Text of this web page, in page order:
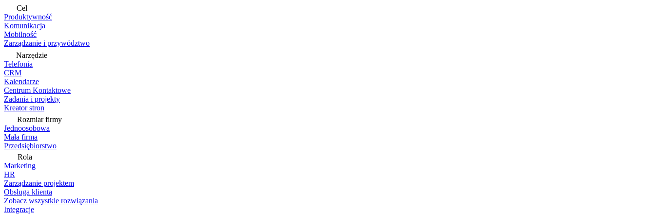
Cel
Produktywność
Komunikacja
Mobilność
Zarządzanie i przywództwo
Narzędzie
Telefonia
CRM
Kalendarze
Centrum Kontaktowe
Zadania i projekty
Kreator stron
Rozmiar firmy
Jednoosobowa
Mała firma
Przedsiębiorstwo
Rola
Marketing
HR
Zarządzanie projektem
Obsługa klienta
Zobacz wszystkie rozwiązania
Integracje